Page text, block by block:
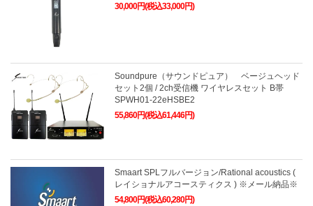
30,000円(税込33,000円)
Soundpure（サウンドピュア） ベージュヘッド
セット2個 / 2ch受信機 ワイヤレスセット B帯
SPWH01-22eHSBE2
55,860円(税込61,446円)
Smaart SPLフルバージョン/Rational acoustics (
レイショナルアコースティクス ) ※メール納品※
54,800円(税込60,280円)